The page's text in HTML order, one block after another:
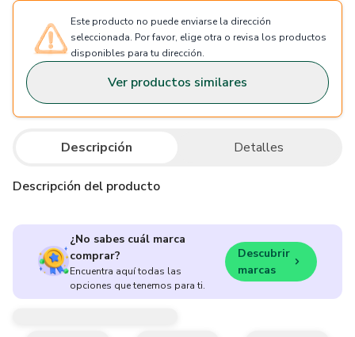
Este producto no puede enviarse la dirección
seleccionada. Por favor, elige otra o revisa los productos
disponibles para tu dirección.
Ver productos similares
Descripción Detalles
Descripción del producto
¿No sabes cuál marca
comprar?
Encuentra aquí todas las
opciones que tenemos para ti.
Descubrir
marcas